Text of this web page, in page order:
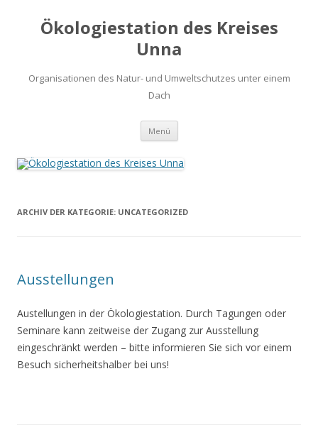
Ökologiestation des Kreises
Unna
Organisationen des Natur- und Umweltschutzes unter einem
Dach
Menü Zum
springen
ARCHIV DER KATEGORIE: UNCATEGORIZED
Ausstellungen
Austellungen in der Ökologiestation. Durch Tagungen oder
Seminare kann zeitweise der Zugang zur Ausstellung
eingeschränkt werden – bitte informieren Sie sich vor einem
Besuch sicherheitshalber bei uns!